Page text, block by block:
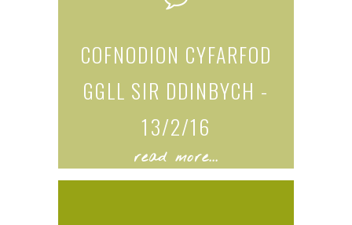
COFNODION CYFARFOD
GGLL SIR DDINBYCH -
13/2/16
read more...